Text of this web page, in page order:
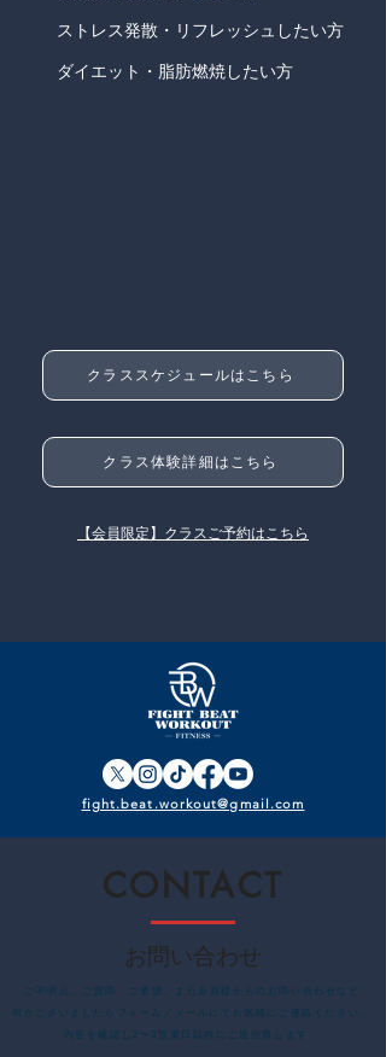
ストレス発散・リフレッシュしたい方
ダイエット・脂肪燃焼したい方
クラススケジュールはこちら
クラス体験詳細はこちら
【会員限定】​クラスご予約はこちら
fight.beat.workout@gmail.com
CONTACT
お問い合わせ
​ご不明点、ご質問、ご要望、また会員様からのお問い合わせなど
何かございましたらフォーム／メールにてお気軽にご連絡ください。
内容を確認し2〜3営業日以内にご返信致します。